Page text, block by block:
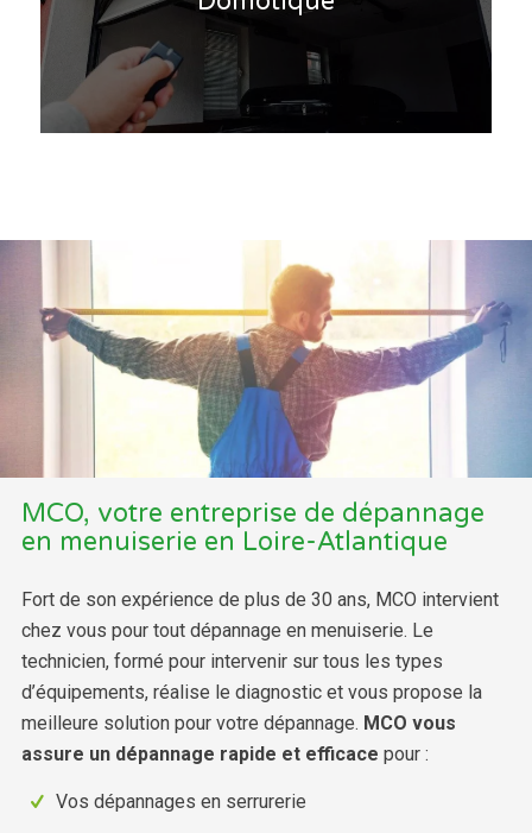
MCO, votre entreprise de dépannage
en menuiserie en Loire-Atlantique
Fort de son expérience de plus de 30 ans, MCO intervient
chez vous pour tout dépannage en menuiserie. Le
technicien, formé pour intervenir sur tous les types
d’équipements, réalise le diagnostic et vous propose la
meilleure solution pour votre dépannage. MCO vous
assure un dépannage rapide et efficace pour :
Vos dépannages en serrurerie